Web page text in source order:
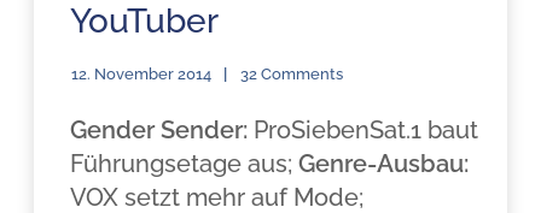
YouTuber
12. November 2014 32 Comments
Gender Sender: ProSiebenSat.1 baut
Führungsetage aus;Genre-Ausbau:
VOX setzt mehr auf Mode;